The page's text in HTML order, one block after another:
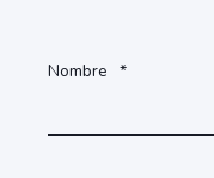
Nombre *